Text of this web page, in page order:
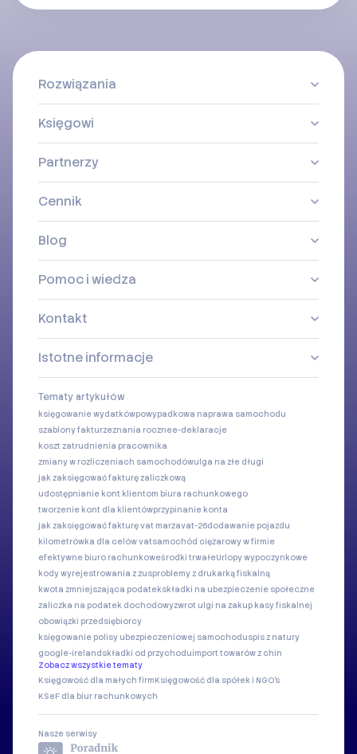
Rozwiązania
Księgowi
Partnerzy
Cennik
Blog
Pomoc i wiedza
Kontakt
Istotne informacje
Tematy artykułów
księgowanie wydatkówpowypadkowa naprawa samochodu
szablony fakturzeznania rocznee-deklaracje
koszt zatrudnienia pracownika
zmiany w rozliczeniach samochodówulga na złe długi
jak zaksięgować fakturę zaliczkową
udostępnianie kont klientom biura rachunkowego
tworzenie kont dla klientówprzypinanie konta
jak zaksięgować fakturę vat marżavat-26dodawanie pojazdu
kilometrówka dla celów vatsamochód ciężarowy w firmie
efektywne biuro rachunkoweśrodki trwałeUrlopy wypoczynkowe
kody wyrejestrowania z zusproblemy z drukarką fiskalną
kwota zmniejszająca podatekskładki na ubezpieczenie społeczne
zaliczka na podatek dochodowyzwrot ulgi na zakup kasy fiskalnej
obowiązki przedsiębiorcy
księgowanie polisy ubezpieczeniowej samochoduspis z natury
google-ireland składki od przychoduimport towarów z chin
Zobacz wszystkie tematy
Księgowość dla małych firmKsięgowość dla spółek i NGO's
KSeF dla biur rachunkowych
Nasze serwisy